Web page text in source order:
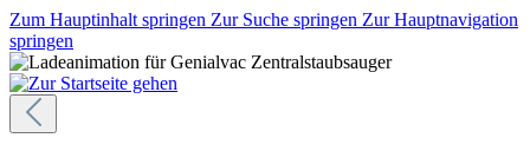
Zum Hauptinhalt springen Zur Suche springen Zur Hauptnavigation
springen